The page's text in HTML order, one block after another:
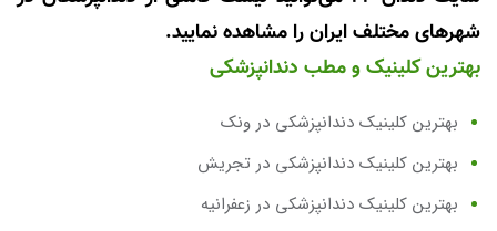
شهرهای مختلف ایران را مشاهده نمایید.
بهترین کلینیک و مطب دندانپزشکی
بهترین کلینیک دندانپزشکی در ونک
بهترین کلینیک دندانپزشکی در تجریش
بهترین کلینیک دندانپزشکی در زعفرانیه